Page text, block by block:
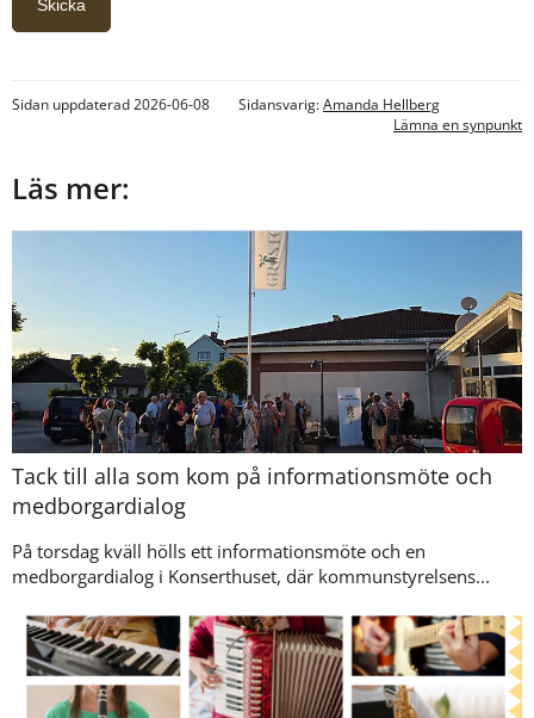
Sidan uppdaterad 2026-06-08 Sidansvarig:Amanda Hellberg
Lämna en synpunkt
Läs mer:
Tack till alla som kom på informationsmöte och
medborgardialog
På torsdag kväll hölls ett informationsmöte och en
medborgardialog i Konserthuset, där kommunstyrelsens...